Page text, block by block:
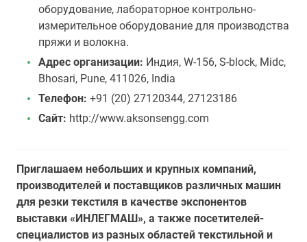
оборудование, лабораторное контрольно-
измерительное оборудование для производства
пряжи и волокна.
Адрес организации: Индия, W-156, S-block, Midc,
Bhosari, Pune, 411026, India
Телефон: +91 (20) 27120344, 27123186
Сайт: http://www.aksonsengg.com
Приглашаем небольших и крупных компаний,
производителей и поставщиков различных машин
для резки текстиля в качестве экспонентов
выставки «ИНЛЕГМАШ», а также посетителей-
специалистов из разных областей текстильной и